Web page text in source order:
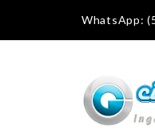
WhatsApp: